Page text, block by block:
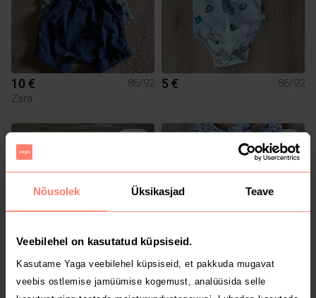
Nõusolek Üksikasjad Teave
Veebilehel on kasutatud küpsiseid.
Kasutame Yaga veebilehel küpsiseid, et pakkuda mugavat
veebis ostlemise jamüümise kogemust, analüüsida selle
10 €
86/92
Zara
5 € 86/92
20 €
86/92
3 €